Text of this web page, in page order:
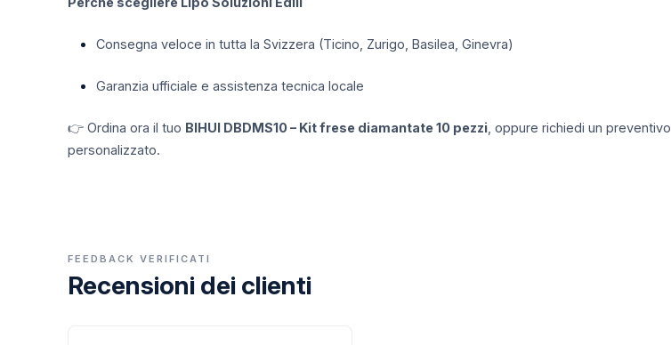
Consegna veloce in tutta la Svizzera (Ticino, Zurigo, Basilea, Ginevra)
Garanzia ufficiale e assistenza tecnica locale
👉 Ordina ora il tuo BIHUI DBDMS10 – Kit frese diamantate 10 pezzi , oppure richiedi un preventivo
personalizzato.
FEEDBACK VERIFICATI
Recensioni dei clienti